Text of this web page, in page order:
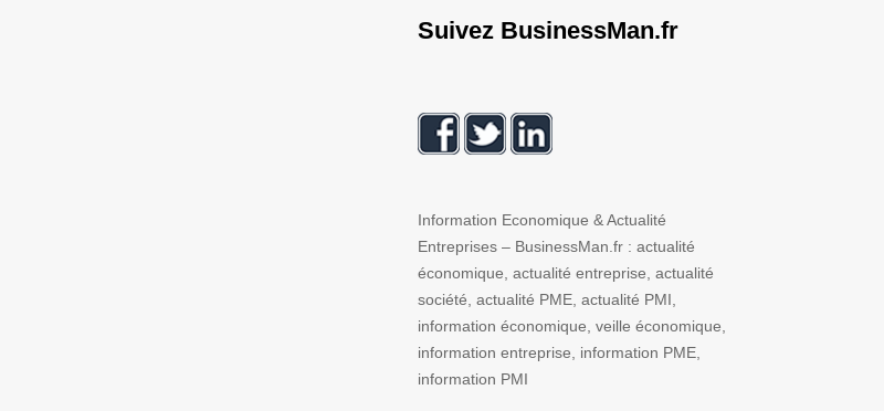
Suivez BusinessMan.fr
Information Economique & Actualité
Entreprises – BusinessMan.fr : actualité
économique, actualité entreprise, actualité
société, actualité PME, actualité PMI,
information économique, veille économique,
information entreprise, information PME,
information PMI